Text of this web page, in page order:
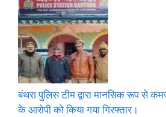
बंथरा पुलिस टीम द्वारा मानसिक रूप से
के आरोपी को किया गया गिरफ्तार।